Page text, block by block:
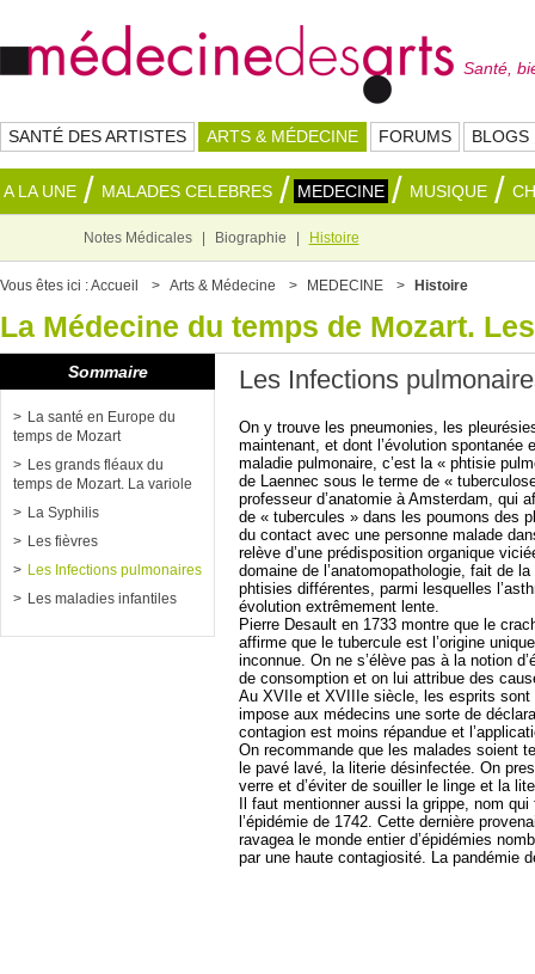
Santé,
SANTÉ DES ARTISTES ARTS & MÉDECINE FORUMS BLOGS
A LA UNE MALADES CELEBRES MEDECINE MUSIQUE
Notes Médicales Biographie Histoire
Vous êtes ici :Accueil Arts & Médecine MEDECINE Histoire
La Médecine du temps de Mozart.
Les Infections
On y trouve les pneumonies, les
maintenant, et dont l’évolution
maladie pulmonaire, c’est la « phtisie
de Laennec sous le terme de «
professeur d’anatomie à Amsterdam, qui
de « tubercules » dans les poumons des
du contact avec une personne malade
relève d’une prédisposition organique
domaine de l’anatomopathologie, fait de
phtisies différentes, parmi lesquelles
évolution extrêmement lente.
Pierre Desault en 1733 montre que le
affirme que le tubercule est l’origine
inconnue. On ne s’élève pas à la notion
de consomption et on lui attribue des
Au XVIIe et XVIIIe siècle, les esprits sont
impose aux médecins une sorte de
contagion est moins répandue et
On recommande que les malades soient
le pavé lavé, la literie désinfectée. On
verre et d’éviter de souiller le linge et la
Il faut mentionner aussi la grippe, nom
l’épidémie de 1742. Cette dernière
ravagea le monde entier d’épidémies
par une haute contagiosité. La pandémie
Sommaire
La santé en Europe du
temps de Mozart
Les grands fléaux du
temps de Mozart. La variole
La Syphilis
Les fièvres
Les Infections pulmonaires
Les maladies infantiles